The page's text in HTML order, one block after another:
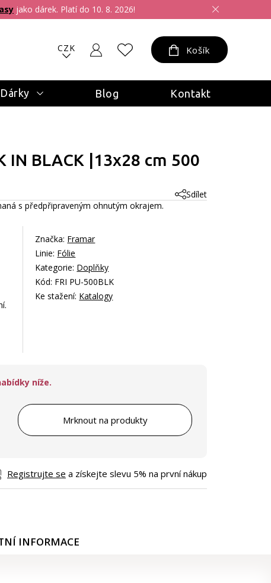
jako dárek. Platí do 10. 8. 2026!
CZK Košík
Dárky Blog Kontakt
IN BLACK |13x28 cm 500
Sdílet
s předpřipraveným ohnutým okrajem.
Značka: Framar
Linie: Fólie
Kategorie: Doplňky
Kód: FRI PU-500BLK
Ke stažení: Katalogy
níže.
Mrknout na produkty
Registrujte se a získejte slevu 5% na první nákup
INFORMACE